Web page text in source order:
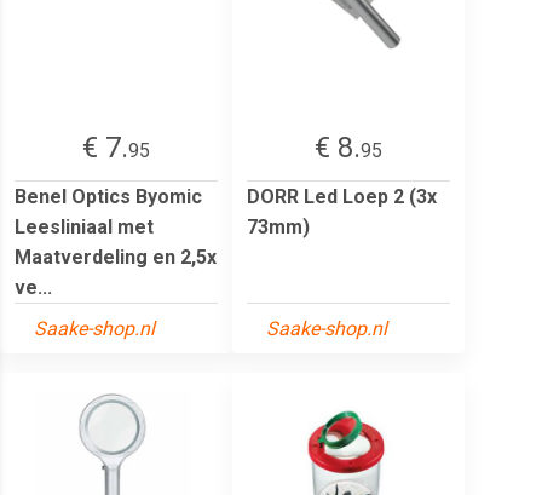
€ 7.95
Benel Optics Byomic
Leesliniaal met
Maatverdeling en 2,5x
ve...
Saake-shop.nl
€ 8.95
DORR Led Loep 2 (3x
73mm)
Saake-shop.nl